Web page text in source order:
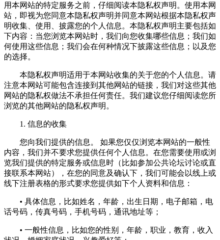
用本网站的特定服务之前，仔细阅读本隐私权声明。使用本网
站，即视为您同意本隐私权声明并同意本网站根据本隐私权声
明收集、使用、披露您的个人信息。本隐私权声明主要包括如
下内容：当您浏览本网站时，我们向您收集哪些信息；我们如
何使用这些信息；我们会在何种情况下披露这些信息；以及您
的选择。
本隐私权声明适用于本网站收集的关于您的个人信息。请
注意本网站可能包含连接到其他网站的链接，我们对这些其他
网站的隐私权做法不承担任何责任。我们建议您仔细阅读您所
浏览的其他网站的隐私权声明。
1. 信息的收集
您向我们提供的信息。 如果您仅仅浏览本网站的一般性
内容，我们并不要求您提供任何个人信息。在您需要使用或浏
览我们提供的特定服务或信息时（比如参加公共论坛讨论或直
接联系本网站），在您的同意及确认下，我们可能会以线上或
线下注册表格的形式要求您提供如下个人资料和信息：
• 具体信息，比如姓名，年龄，出生日期，电子邮箱，电
话号码，传真号码，手机号码，通讯地址等；
• 一般性信息，比如您的性别，年龄，职业，教育，收入